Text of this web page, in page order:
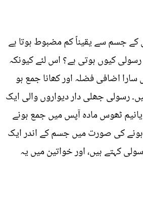
جسم سے یقیناً کم مضبوط ہوتا ہے
کیوں ہوتی ہے؟ اس لئے کیونکہ
سارا اضافی فضلہ اور کھانا جمع ہو
رسولی جھلی دار دیواروں والی ایک
ٹھوس مادہ آپس میں جمع ہونے
کی صورت میں جسم کے اندر ایک
کہتے ہیں، اور خواتین میں یہ